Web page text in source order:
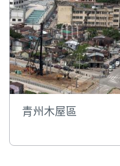
青州木屋區